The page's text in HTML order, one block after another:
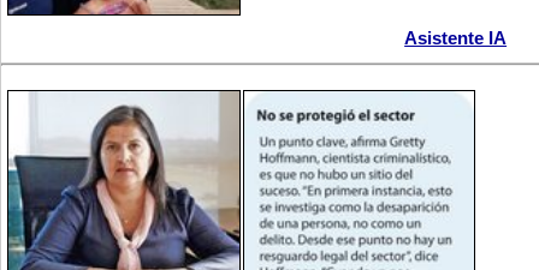
Asistente IA